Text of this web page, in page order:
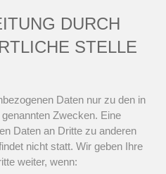
DURCH
STELLE
Daten nur zu den in
Zwecken. Eine
Daten an Dritte zu anderen
nicht statt. Wir geben Ihre
weiter, wenn: